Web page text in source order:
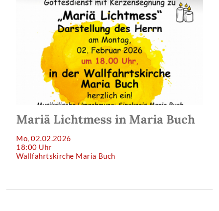
Mariä Lichtmess in Maria Buch
Mo, 02.02.2026
18:00 Uhr
Wallfahrtskirche Maria Buch